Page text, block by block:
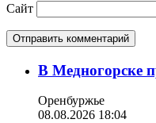
Сайт
В Медногорске
Оренбуржье
08.08.2026 18:04